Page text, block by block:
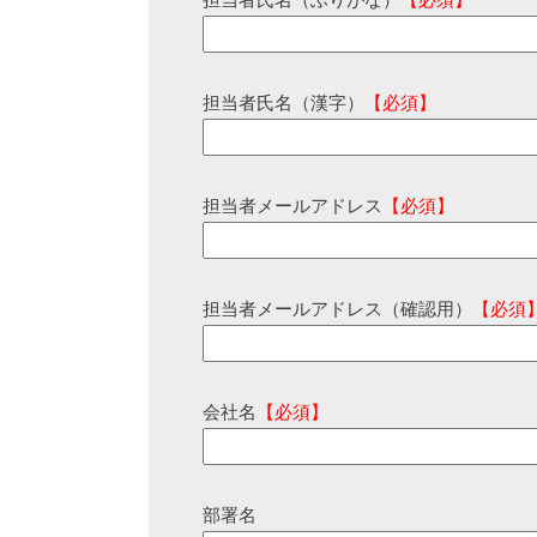
担当者氏名（漢字） 【必須】
担当者メールアドレス 【必須】
担当者メールアドレス（確認用） 【必須
会社名 【必須】
部署名